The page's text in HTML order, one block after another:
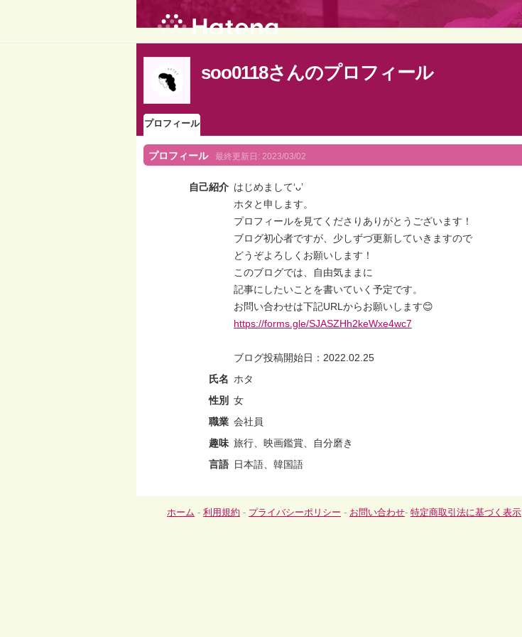
soo0118さんのプロフィール
プロフィール
プロフィール 最終更新日: 2023/03/02
自己紹介 はじめまして‘ᴗ’
ホタと申します。
プロフィールを見てくださりありがとうございます！
ブログ初心者ですが、少しずづ更新していきますので
どうぞよろしくお願いします！
このブログでは、自由気ままに
記事にしたいことを書いていく予定です。
お問い合わせは下記URLからお願いします😊
https://forms.gle/SJASZHh2keWxe4wc7
ブログ投稿開始日：2022.02.25
氏名 ホタ
性別
女
職業 会社員
趣味 旅行、映画鑑賞、自分磨き
言語 日本語、韓国語
ホーム - 利用規約 - プライバシーポリシー - お問い合わせ- 特定商取引法に基づく表示